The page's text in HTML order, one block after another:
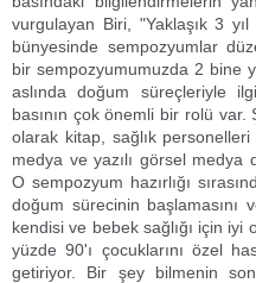
vurgulayan Biri, "Yaklaşık 3
bünyesinde sempozyumlar
bir sempozyumumuzda 2 bine
aslında doğum süreçleriyle
basının çok önemli bir rolü var.
olarak kitap, sağlık
medya ve yazılı görsel medya
O sempozyum hazırlığı
doğum sürecinin başlamasını
kendisi ve bebek sağlığı için iyi
yüzde 90'ı çocuklarını özel
getiriyor. Bir şey bilmenin